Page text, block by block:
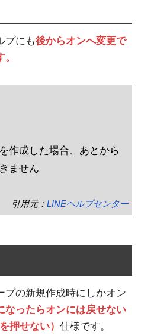
プにも後からオンへ変更で
作成した場合、あとから
ません
引用元： LINEヘルプセンター
プの新規作成時にしかオン
なったらオンには戻せない
押せない） 仕様です。